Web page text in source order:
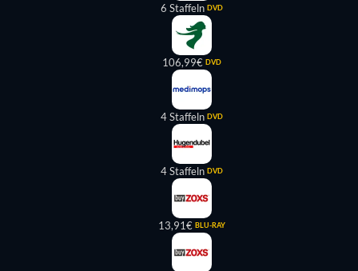
6 Staffeln DVD
106,99€ DVD
4 Staffeln DVD
4 Staffeln DVD
13,91€ BLU-RAY